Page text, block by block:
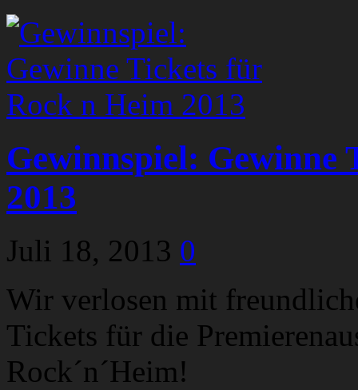
Gewinnspiel: Gewinne
2013
Juli 18, 2013 0
Wir verlosen mit
Tickets für die
Rock´n´Heim!